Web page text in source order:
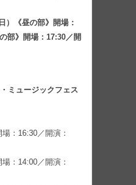
）《昼の部》開場：
部》開場：17:30／開
ミュージックフェス
：16:30／開演：
：14:00／開演：